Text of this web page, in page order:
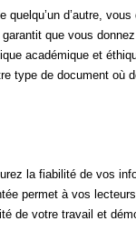
d’autre,
que vous
académique et
type de document où
la fiabilité de vos
permet à vos
de votre travail et